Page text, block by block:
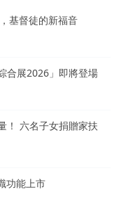
基督徒的新福音
合展2026」即將登場
！ 六名子女捐贈家扶
功能上市